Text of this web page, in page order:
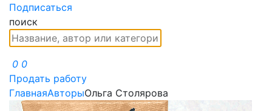
Подписаться
поиск
0 0
Продать работу
ГлавнаяАвторыОльга Столярова